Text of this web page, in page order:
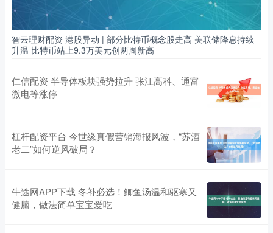
智云理财配资 港股异动 | 部分比特币概念股走高 美联储降息持续
升温 比特币站上9.3万美元创两周新高
仁信配资 半导体板块强势拉升 张江高科、通富
微电等涨停
杠杆配资平台 今世缘真假营销海报风波，“苏酒
老二”如何逆风破局？
牛途网APP下载 冬补必选！鲫鱼汤温和驱寒又
健脑，做法简单宝宝爱吃